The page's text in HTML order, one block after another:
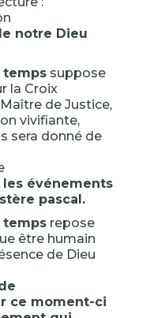
notre Dieu
tempssuppose
la Croix
de Justice,
vivifiante,
sera donné de
événements
pascal.
tempsrepose
être humain
de Dieu
ce moment-ci